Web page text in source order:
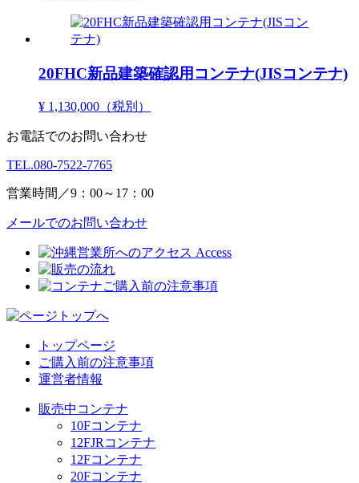
20FHC新品建築確認用コンテナ(JISコンテナ)
¥ 1,130,000 （税別）
お電話でのお問い合わせ
TEL.080-7522-7765
営業時間／9：00～17：00
メールでのお問い合わせ
トップページ
ご購入前の注意事項
運営者情報
販売中コンテナ
10Fコンテナ
12FJRコンテナ
12Fコンテナ
20Fコンテナ